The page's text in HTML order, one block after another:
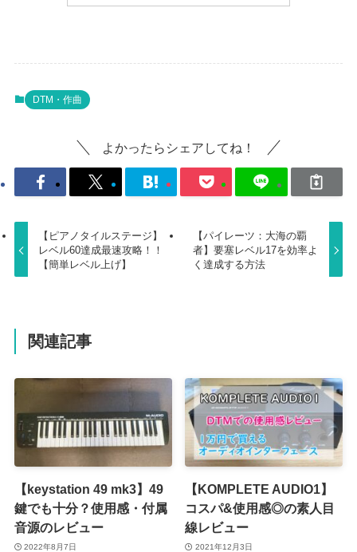
DTM・作曲
よかったらシェアしてね！
【ピアノタイルステージ】
レベル60達成最速攻略！！
【簡単レベル上げ】
【パイレーツ：大海の覇
者】要塞レベル17を効率よ
く達成する方法
関連記事
【keystation 49 mk3】49
鍵でも十分？使用感・付属
音源のレビュー
2022年8月7日
【KOMPLETE AUDIO1】
コスパ&使用感◎の素人目
線レビュー
2021年12月3日